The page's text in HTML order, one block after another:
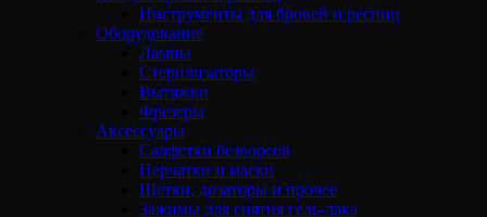
Инструменты для бровей и ресниц
Оборудование
Лампы
Стерилизаторы
Вытяжки
Фрезеры
Аксессуары
Салфетки безворсов
Перчатки и маски
Щетки, дозаторы и прочее
Зажимы для снятия гель-лака